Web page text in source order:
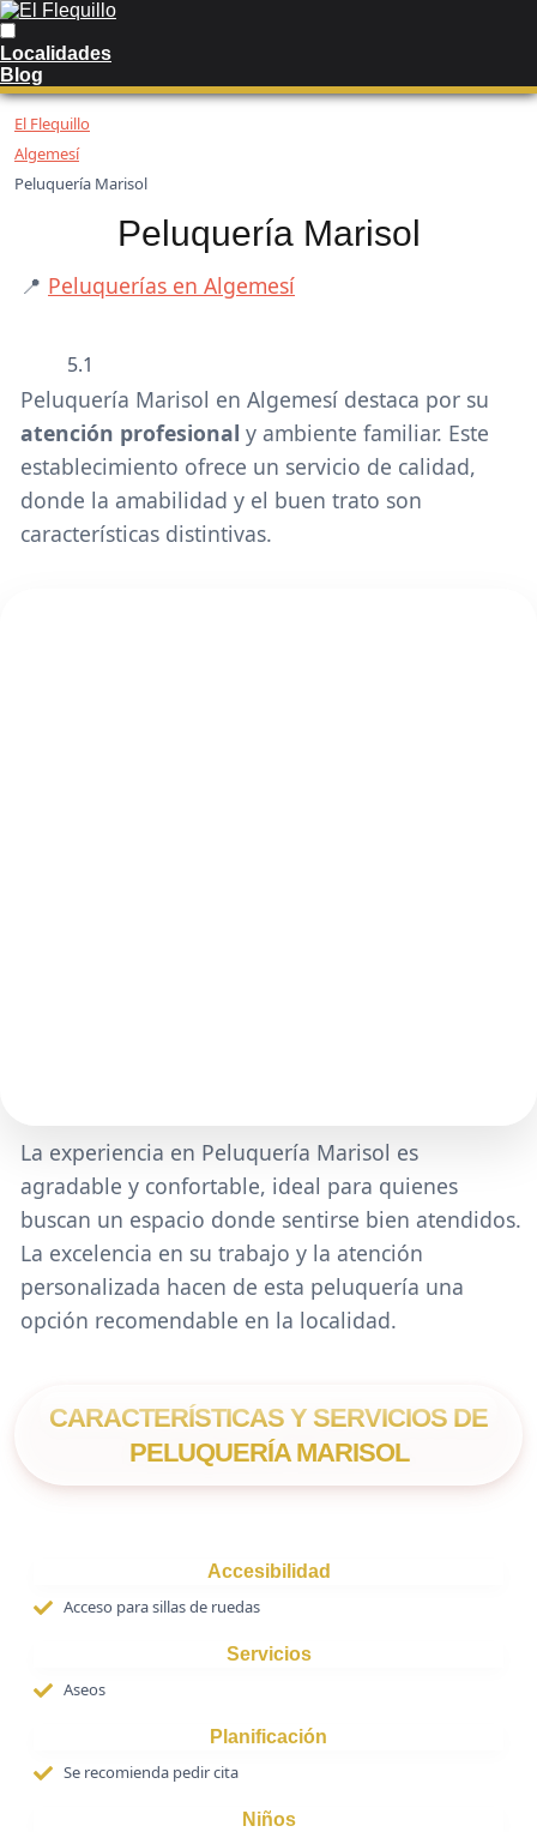
Localidades
Blog
El Flequillo
Algemesí
Peluquería Marisol
Peluquería Marisol
📍 Peluquerías en Algemesí
5.1
Peluquería Marisol en Algemesí destaca por su
atención profesional y ambiente familiar. Este
establecimiento ofrece un servicio de calidad,
donde la amabilidad y el buen trato son
características distintivas.
La experiencia en Peluquería Marisol es
agradable y confortable, ideal para quienes
buscan un espacio donde sentirse bien atendidos.
La excelencia en su trabajo y la atención
personalizada hacen de esta peluquería una
opción recomendable en la localidad.
CARACTERÍSTICAS Y SERVICIOS DE
PELUQUERÍA MARISOL
Accesibilidad
Acceso para sillas de ruedas
Servicios
Aseos
Planificación
Se recomienda pedir cita
Niños